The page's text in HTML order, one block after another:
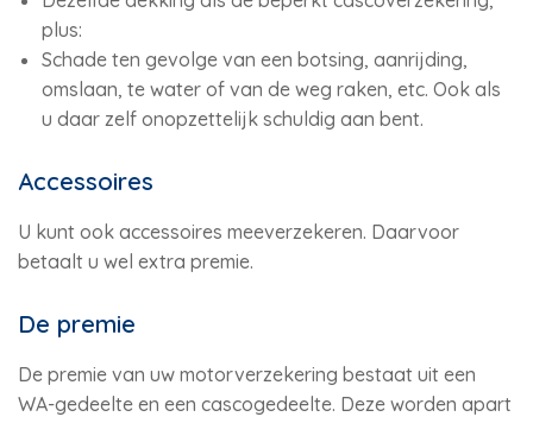
plus:
Schade ten gevolge van een botsing, aanrijding,
omslaan, te water of van de weg raken, etc. Ook als
u daar zelf onopzettelijk schuldig aan bent.
Accessoires
U kunt ook accessoires meeverzekeren. Daarvoor
betaalt u wel extra premie.
De premie
De premie van uw motorverzekering bestaat uit een
WA-gedeelte en een cascogedeelte. Deze worden apart